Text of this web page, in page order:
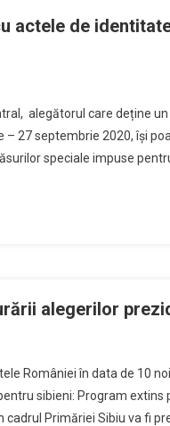
actele de
alegătorul care deține
27 septembrie 2020, își
speciale impuse
alegerilor
României în data de 10
sibieni: Program extins
cadrul Primăriei Sibiu va fi